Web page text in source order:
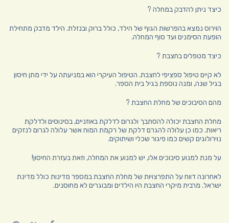
כיצד ניתן להדבק במחלה ?
הוירוס נמצא בהפרשות הגוף של הילד, כולל ברוק ובנזלת. הילד מדבק מתחילת
הופעת הסימנים ועד סוף המחלה.
כיצד מטפלים בחצבת ?
לא קיים טיפול ספציפי לחצבת. הטיפול העיקרי הוא במניעתה על ידי מתן חיסון
בגיל שנה, ומנה נוספת בגיל בית הספר.
מהם הסיבוכים של מחלת החצבת ?
מחלת החצבת יכולה להסתבך ולגרום לדלקת באוזניים, בסינוסים ולדלקת
ריאות. כמו כן עלולה להגרם דלקת של רקמת המוח אשר עלולה לגרום לנזקים
נוירולוגים קשים כמו פיגור שכלי ושיתוקים.
על מנת למנוע סיבוכים אלו, יש למנוע את המחלה, וזאת בעזרת החיסון!
לאחרונה דווח על התפרצויות של מחלת החצבת במספר מדינות כולל מדינת
ישראל. מרבית מיקרי החצבת היו הילדים ומבוגרים לא מחוסנים.